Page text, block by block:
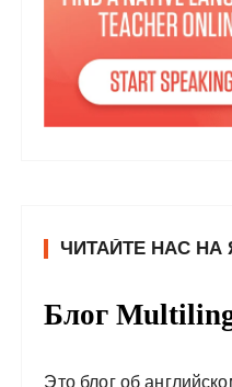
ЧИТАЙТЕ НАС НА
Блог
Это блог об